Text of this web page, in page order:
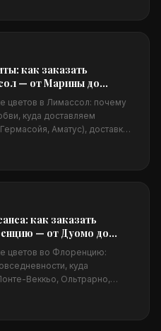
климату, цены в долларах и
как заказать
— от Марины до
цветов в Лимассол: почему
куда доставляем
Аматус), доставка в
заказ из-за границы.
как заказать
— от Дуомо до
цветов во Флоренцию:
куда
Веккьо, Ольтрарно,
цены в евро и заказ из-